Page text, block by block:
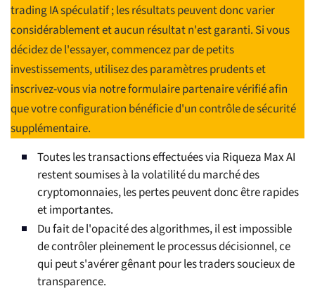
trading IA spéculatif ; les résultats peuvent donc varier
considérablement et aucun résultat n'est garanti. Si vous
décidez de l'essayer, commencez par de petits
investissements, utilisez des paramètres prudents et
inscrivez-vous via notre formulaire partenaire vérifié afin
que votre configuration bénéficie d'un contrôle de sécurité
supplémentaire.
Toutes les transactions effectuées via Riqueza Max AI
restent soumises à la volatilité du marché des
cryptomonnaies, les pertes peuvent donc être rapides
et importantes.
Du fait de l'opacité des algorithmes, il est impossible
de contrôler pleinement le processus décisionnel, ce
qui peut s'avérer gênant pour les traders soucieux de
transparence.